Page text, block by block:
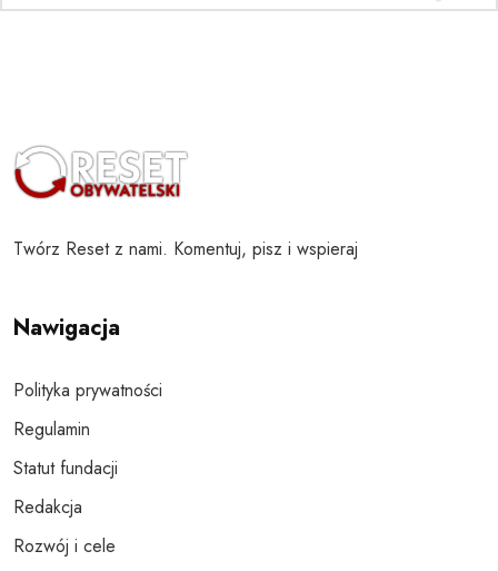
Twórz Reset z nami. Komentuj, pisz i wspieraj
Nawigacja
Polityka prywatności
Regulamin
Statut fundacji
Redakcja
Rozwój i cele